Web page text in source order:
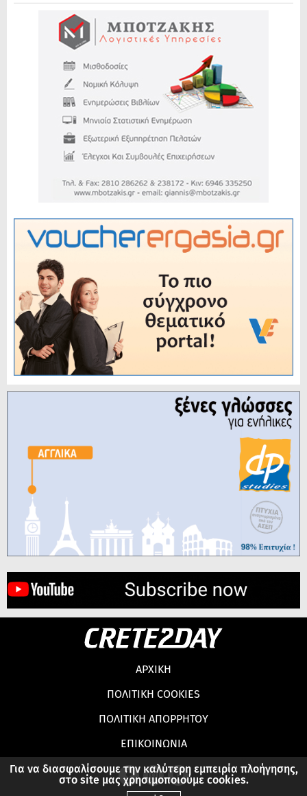
Για να διασφαλίσουμε την καλύτερη εμπειρία πλοήγησης,
στο site μας χρησιμοποιούμε cookies.
ΑΡΧΙΚΗ
ΠΟΛΙΤΙΚΗ COOKIES
ΠΟΛΙΤΙΚΗ ΑΠΟΡΡΗΤΟΥ
ΕΠΙΚΟΙΝΩΝΙΑ